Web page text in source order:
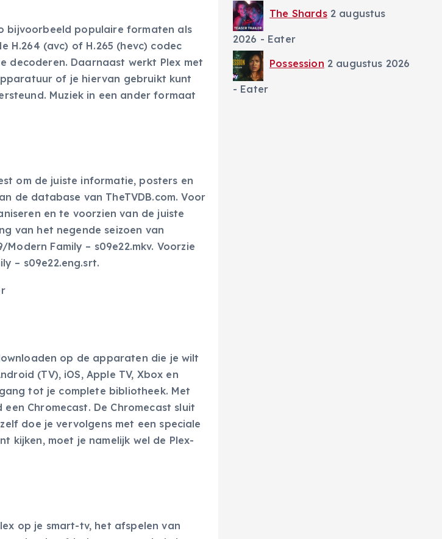
bijvoorbeeld populaire formaten als
H.264 (avc) of H.265 (hevc) codec
decoderen. Daarnaast werkt Plex met
of je hiervan gebruikt kunt
Muziek in een ander formaat
om de juiste informatie, posters en
de database van TheTVDB.com. Voor
en te voorzien van de juiste
van het negende seizoen van
Family – s09e22.mkv. Voorzie
– s09e22.eng.srt.
op de apparaten die je wilt
(TV), iOS, Apple TV, Xbox en
tot je complete bibliotheek. Met
Chromecast. De Chromecast sluit
doe je vervolgens met een speciale
kijken, moet je namelijk wel de Plex-
op je smart-tv, het afspelen van
The Shards 2 augustus
2026 - Eater
Possession 2 augustus 2026
- Eater